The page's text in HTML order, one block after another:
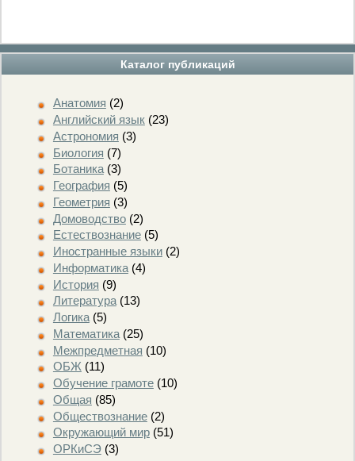
Каталог публикаций
Анатомия (2)
Английский язык(23)
Астрономия (3)
Биология (7)
Ботаника(3)
География (5)
Геометрия (3)
Домоводство(2)
Естествознание(5)
Иностранные языки(2)
Информатика(4)
История (9)
Литература(13)
Логика(5)
Математика(25)
Межпредметная (10)
ОБЖ (11)
Обучение грамоте(10)
Общая (85)
Обществознание(2)
Окружающий мир(51)
ОРКиСЭ(3)